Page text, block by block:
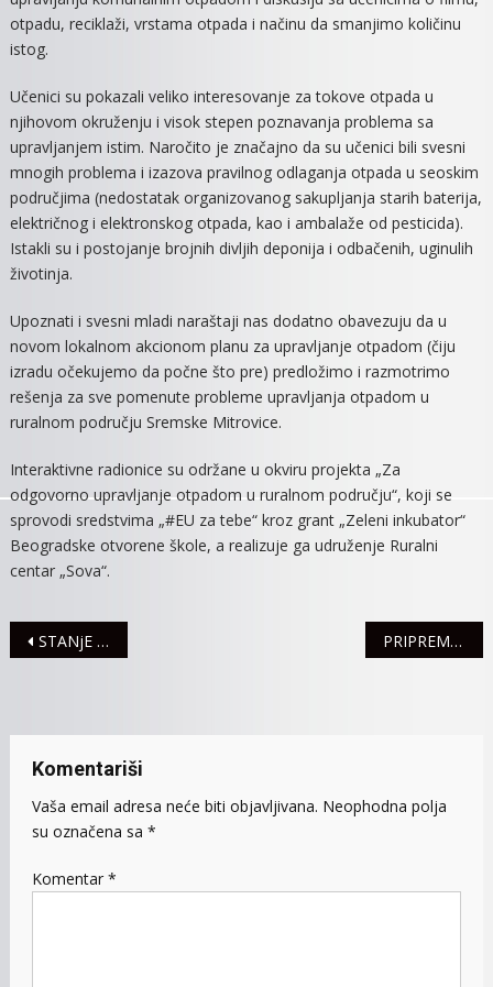
otpadu, reciklaži, vrstama otpada i načinu da smanjimo količinu
istog.
Učenici su pokazali veliko interesovanje za tokove otpada u
njihovom okruženju i visok stepen poznavanja problema sa
upravljanjem istim. Naročito je značajno da su učenici bili svesni
mnogih problema i izazova pravilnog odlaganja otpada u seoskim
područjima (nedostatak organizovanog sakupljanja starih baterija,
električnog i elektronskog otpada, kao i ambalaže od pesticida).
Istakli su i postojanje brojnih divljih deponija i odbačenih, uginulih
životinja.
Upoznati i svesni mladi naraštaji nas dodatno obavezuju da u
novom lokalnom akcionom planu za upravljanje otpadom (čiju
izradu očekujemo da počne što pre) predložimo i razmotrimo
rešenja za sve pomenute probleme upravljanja otpadom u
ruralnom području Sremske Mitrovice.
Interaktivne radionice su održane u okviru projekta „Za
odgovorno upravljanje otpadom u ruralnom području“, koji se
sprovodi sredstvima „#EU za tebe“ kroz grant „Zeleni inkubator“
Beogradske otvorene škole, a realizuje ga udruženje Ruralni
centar „Sova“.
Navigacija
STANjE U SAOBRAĆAJU PRIPREME ZA IZLOŽBU „APRILSKI RAT I PRVI DANI NDH“ PRIVODE SE KRAJU, OTKRIVANJE SPOMEN-KRSTA ZAKAZANO ZA 18. APRIL
Komentariši
Vaša email adresa neće biti objavljivana. Neophodna polja
su označena sa *
Komentar *